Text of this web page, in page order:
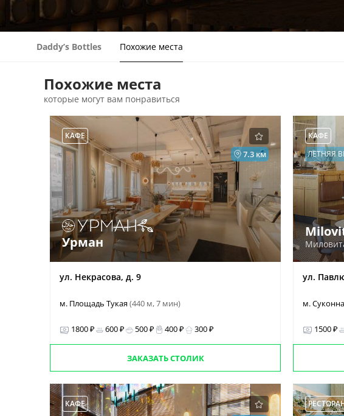
Daddy’s Bottles Похожие места
Похожие места
которые могут вам понравиться
КАФЕ
7.3 км
Урман
ул. Некрасова, д. 9
м. Площадь Тукая(440 м, 7 мин)
1800 ₽ 600 ₽ 500 ₽ 400 ₽ 300 ₽
ЗАКАЗАТЬ СТОЛИК
КАФЕ
ЛЕТНЯЯ
ул.
м.
1500 ₽
КАФЕ